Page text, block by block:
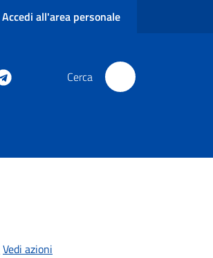
Accedi all'area personale
Cerca
Vedi azioni